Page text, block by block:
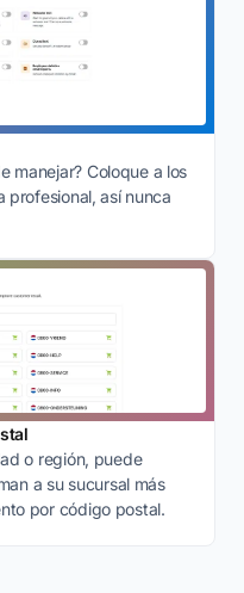
manejar? Coloque a los
profesional, así nunca
o región, puede
a su sucursal más
por código postal.